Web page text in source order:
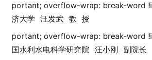
portant; overflow-wrap: break-word !i
济大学
汪发武 教 授
portant; overflow-wrap: break-word !i
国水利水电科学研究院 汪小刚
副院长